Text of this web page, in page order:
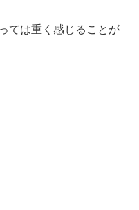
ては重く感じることが